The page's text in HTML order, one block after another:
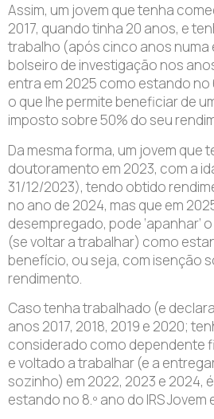
Assim, um jovem que tenha
2017, quando tinha 20 anos, e
trabalho (após cinco anos numa
bolseiro de investigação nos
entra em 2025 como estando no
o que lhe permite beneficiar de
imposto sobre 50% do seu
Da mesma forma, um jovem que
doutoramento em 2023, com a
31/12/2023), tendo obtido
no ano de 2024, mas que em
desempregado, pode ‘apanhar’
(se voltar a trabalhar) como
benefício, ou seja, com isenção
rendimento.
Caso tenha trabalhado (e
anos 2017, 2018, 2019 e 2020;
considerado como dependente
e voltado a trabalhar (e a
sozinho) em 2022, 2023 e 2024,
estando no 8.º ano do IRS Jovem